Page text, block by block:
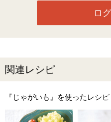
ロ
関連レシピ
『じゃがいも』を使ったレシピ